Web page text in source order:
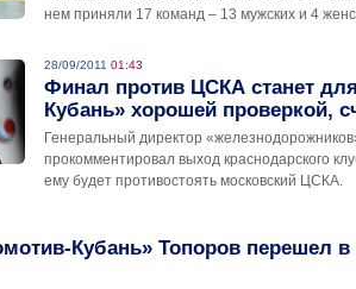
нем приняли 17 команд – 13 мужских и 4
28/09/2011 01:43
Финал против ЦСКА станет
Кубань» хорошей проверкой,
Генеральный директор
прокомментировал выход краснодарского
ему будет противостоять московский ЦСКА.
Кубань» Топоров перешел в